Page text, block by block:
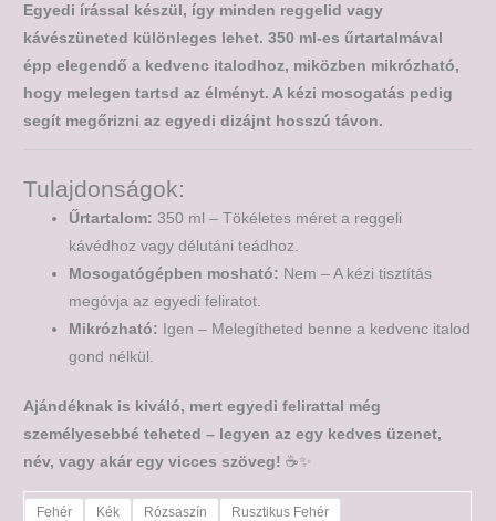
Egyedi írással készül, így minden reggelid vagy
kávészüneted különleges lehet. 350 ml-es űrtartalmával
épp elegendő a kedvenc italodhoz, miközben mikrózható,
hogy melegen tartsd az élményt. A kézi mosogatás pedig
segít megőrizni az egyedi dizájnt hosszú távon.
Tulajdonságok:
Űrtartalom: 350 ml – Tökéletes méret a reggeli
kávédhoz vagy délutáni teádhoz.
Mosogatógépben mosható: Nem – A kézi tisztítás
megóvja az egyedi feliratot.
Mikrózható: Igen – Melegítheted benne a kedvenc italod
gond nélkül.
Ajándéknak is kiváló, mert egyedi felirattal még
személyesebbé teheted – legyen az egy kedves üzenet,
név, vagy akár egy vicces szöveg! ☕✨
Fehér Kék Rózsaszín Rusztikus Fehér